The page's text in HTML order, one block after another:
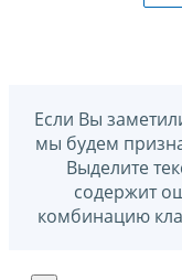
Если Вы
мы будем
Выделите
содержит
комбинацию